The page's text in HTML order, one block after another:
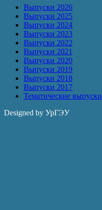
Выпуски 2026
Выпуски 2025
Выпуски 2024
Выпуски 2023
Выпуски 2022
Выпуски 2021
Выпуски 2020
Выпуски 2019
Выпуски 2018
Выпуски 2017
Тематические выпуски
Designed by УрГЭУ